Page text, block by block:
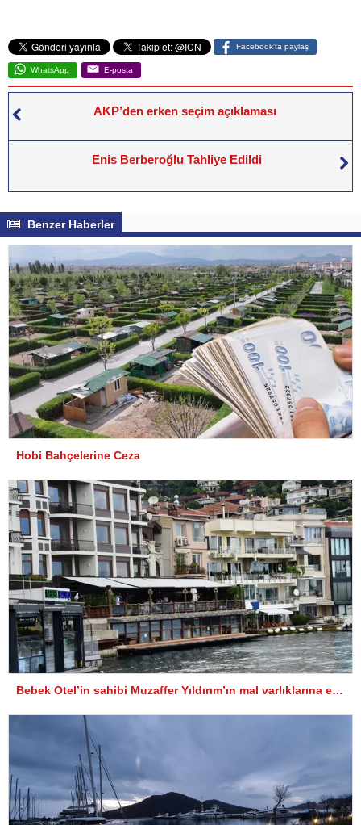
Facebook'ta paylaş
WhatsApp E-posta
AKP’den erken seçim açıklaması
Enis Berberoğlu Tahliye Edildi
Benzer Haberler
Hobi Bahçelerine Ceza
Bebek Otel’in sahibi Muzaffer Yıldırım’ın mal varlıklarına el konuldu